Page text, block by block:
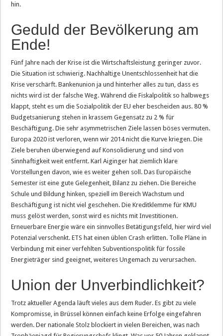
hin.
Geduld der Bevölkerung am
Ende!
Fünf Jahre nach der Krise ist die Wirtschaftsleistung geringer zuvor.
Die Situation ist schwierig. Nachhaltige Unentschlossenheit hat die
Krise verschärft. Bankenunion ja und hinterher alles zu tun, dass es
nichts wird ist der falsche Weg. Während die Fiskalpolitik so halbwegs
klappt, steht es um die Sozialpolitik der EU eher bescheiden aus. 80 %
Budgetsanierung stehen in krassem Gegensatz zu 2 % für
Beschäftigung. Die sehr asymmetrischen Ziele lassen böses vermuten.
Europa 2020 ist verloren, wenn wir 2014 nicht die Kurve kriegen. Die
Ziele beruhen überwiegend auf Konsolidierung und sind von
Sinnhaftigkeit weit entfernt. Karl Aiginger hat ziemlich klare
Vorstellungen davon, wie es weiter gehen soll. Das Europäische
Semester ist eine gute Gelegenheit, Bilanz zu ziehen. Die Bereiche
Schule und Bildung hinken, speziell im Bereich Wachstum und
Beschäftigung ist nicht viel geschehen. Die Kreditklemme für KMU
muss gelöst werden, sonst wird es nichts mit Investitionen.
Erneuerbare Energie wäre ein sinnvolles Betätigungsfeld, hier wird viel
Potenzial verschenkt. ETS hat einen üblen Crash erlitten. Tolle Pläne in
Verbindung mit einer verfehlten Subventionspolitik für fossile
Energieträger sind geeignet, weiteres Ungemach zu verursachen.
Union der Unverbindlichkeit?
Trotz aktueller Agenda läuft vieles aus dem Ruder. Es gibt zu viele
Kompromisse, in Brüssel können einfach keine Erfolge eingefahren
werden. Der nationale Stolz blockiert in vielen Bereichen, was nach